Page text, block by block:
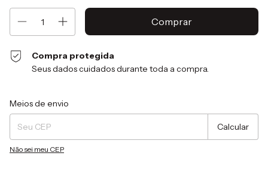
Compra protegida
Seus dados cuidados durante toda a compra.
Entregas para o CEP:
Meios de envio
Calcular
Não sei meu CEP